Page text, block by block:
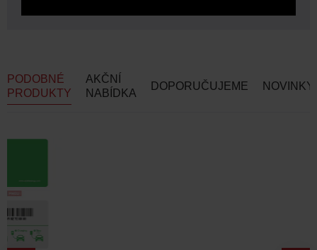
PODOBNÉ
PRODUKTY
AKČNÍ
NABÍDKA
DOPORUČUJEME NOVINKY